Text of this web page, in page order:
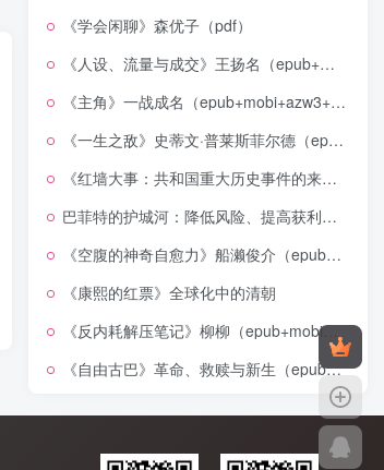
《学会闲聊》森优子（pdf）
《人设、流量与成交》王扬名（epub+mobi+azw3+pdf）
《主角》一战成名（epub+mobi+azw3+pdf）
《一生之敌》史蒂文·普莱斯菲尔德（epub+mobi+azw3+pdf）
《红墙大事：共和国重大历史事件的来龙去脉》（全二册）（pdf）
巴菲特的护城河：降低风险、提高获利的股市真规则(epub+azw3+mobi)
《空腹的神奇自愈力》船濑俊介（epub+mobi+azw3+pdf）
《康熙的红票》全球化中的清朝
《反内耗解压笔记》柳柳（epub+mobi+azw3+pdf）
《自由古巴》革命、救赎与新生（epub+mobi+azw3+pdf）